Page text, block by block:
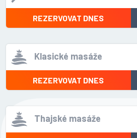
REZERVOVAT DNES
Klasické masáže
REZERVOVAT DNES
Thajské masáže